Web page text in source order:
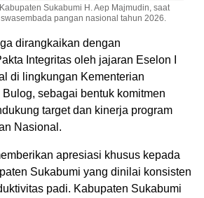
Sukabumi H. Aep Majmudin, saat
pangan nasional tahun 2026.
dirangkaikan dengan
Integritas oleh jajaran Eselon I
di lingkungan Kementerian
sebagai bentuk komitmen
target dan kinerja program
Nasional.
apresiasi khusus kepada
Sukabumi yang dinilai konsisten
padi. Kabupaten Sukabumi